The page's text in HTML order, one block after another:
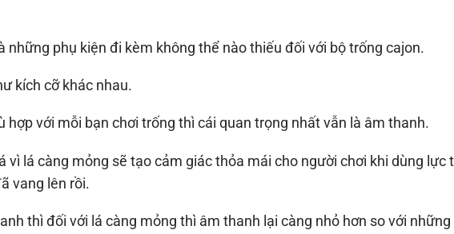
những phụ kiện đi kèm không thể nào thiếu đối với bộ trống cajon.
kích cỡ khác nhau.
hợp với mỗi bạn chơi trống thì cái quan trọng nhất vẫn là âm thanh.
vì lá càng mỏng sẽ tạo cảm giác thỏa mái cho người chơi khi dùng lực
vang lên rồi.
thì đối với lá càng mỏng thì âm thanh lại càng nhỏ hơn so với những